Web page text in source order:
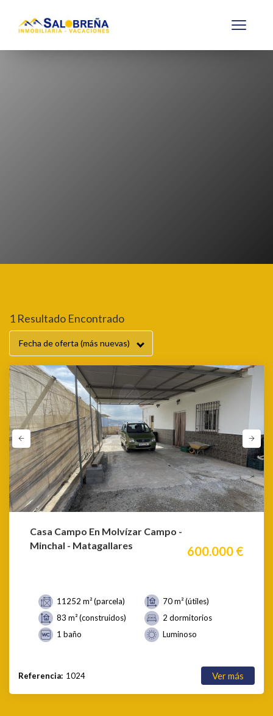
1 Venta En Granada
1 Resultado Encontrado
Fecha de oferta (más nuevas)
Casa Campo En Molvízar Campo -
Minchal - Matagallares
600.000 €
11252 m² (parcela)
70 m² (útiles)
83 m² (construidos)
2 dormitorios
1 baño
Luminoso
Referencia: 1024 Ver más